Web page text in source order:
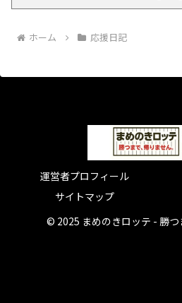
ホーム 応援日記
運営者プロフィール
サイトマップ
© 2025 まめのきロッテ - 勝つ